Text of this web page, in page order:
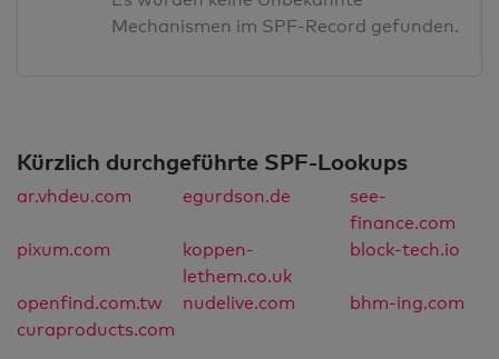
Mechanismen im SPF-Record gefunden.
Kürzlich durchgeführte SPF-Lookups
ar.vhdeu.com egurdson.de
see-
finance.com
pixum.com
koppen-
lethem.co.uk
block-tech.io
openfind.com.tw nudelive.com
bhm-ing.com
curaproducts.com